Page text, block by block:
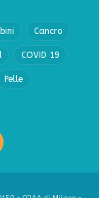
Cancro
COVID 19
Pelle
RSS